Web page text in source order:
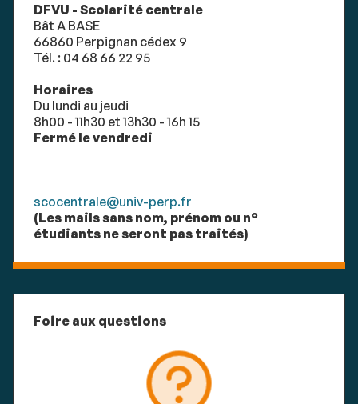
DFVU - Scolarité centrale
Bât A BASE
66860 Perpignan cédex 9
Tél. : 04 68 66 22 95
Horaires
Du lundi au jeudi
8h00 - 11h30 et 13h30 - 16h 15
Fermé le vendredi
scocentrale@univ-perp.fr
(Les mails sans nom, prénom ou n°
étudiants ne seront pas traités)
Foire aux questions